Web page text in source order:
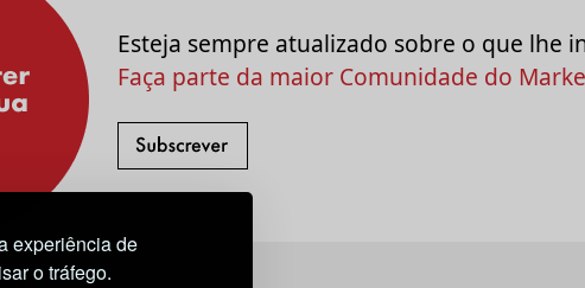
experiência de
o tráfego.
Esteja sempre atualizado sobre o que lhe
Faça parte da maior Comunidade do